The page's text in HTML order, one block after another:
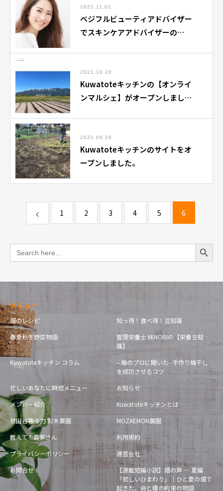
2021.11.01
ベジフルビューティアドバイザー
でスキンケアアドバイザーの
2021.10.26
Kuwatoteキッチンの【オンライ
ンマルシェ】がオープンしまし
2021.09.28
Kuwatoteキッチンのサイトをオ
ープンしました。
1 2 3 4 5 6
Search
for:
Search Button
メニュー
畑のレシピ
知っ得！食べ得！豆知識
春夏秋冬野菜物語
管理栄養士 MINORIの【栄養豆知
識】
Kuwatoteキッチン コラム
– 梅のプロに聞いた- 手作り梅干し
を成功させるコツ
忙しいあなたに時短メニュー
お知らせ
メンバー紹介
Kuwatoteキッチンとは
世田谷等々力 鈴木農園
MOZAEMON農園
教えて！農家さん
利用規約
プライバシーポリシー
運営会社
お問合せ
【連載短編小説】畑の声 — 夏編
「悲しいひまわり」｜ひと夏の畑で
起きた、命と種の約束の物語